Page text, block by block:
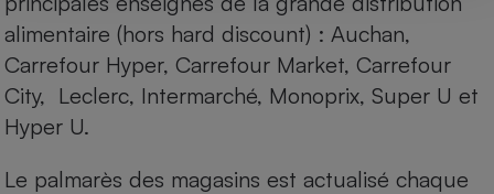
alimentaire (hors hard discount) : Auchan,
Carrefour Hyper, Carrefour Market, Carrefour
City, Leclerc, Intermarché, Monoprix, Super U et
Hyper U.
Le palmarès des magasins est actualisé chaque